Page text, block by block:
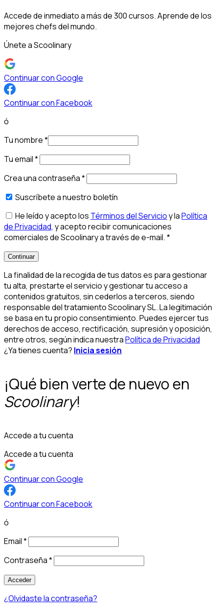
Accede de inmediato a más de 300 cursos. Aprende de los
mejores chefs del mundo.
Únete a Scoolinary
Continuar con Google
Continuar con Facebook
ó
Tu nombre*
Tu email*
Crea una contraseña*
Suscríbete a nuestro boletín
He leído y acepto los Términos del Servicioy laPolítica
de Privacidad, y acepto recibir comunicaciones
comerciales de Scoolinary a través de e-mail.*
Continuar
La finalidad de la recogida de tus datos es para gestionar
tu alta, prestarte el servicio y gestionar tu acceso a
contenidos gratuitos, sin cederlos a terceros, siendo
responsable del tratamiento Scoolinary SL. La legitimación
se basa en tu propio consentimiento. Puedes ejercer tus
derechos de acceso, rectificación, supresión y oposición,
entre otros, según indica nuestraPolítica de Privacidad
¿Ya tienes cuenta? Inicia sesión
¡Qué bien verte de nuevo en
Scoolinary!
Accede a tu cuenta
Accede a tu cuenta
Continuar con Google
Continuar con Facebook
ó
Email*
Contraseña*
Acceder
¿Olvidaste la contraseña?